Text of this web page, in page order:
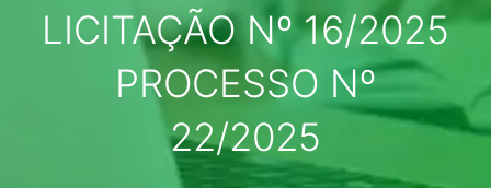
LICITAÇÃO Nº 16/2025
PROCESSO Nº
22/2025